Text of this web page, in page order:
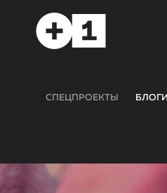
СПЕЦПРОЕКТЫ БЛОГИ